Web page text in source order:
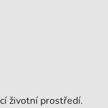
životní prostředí.